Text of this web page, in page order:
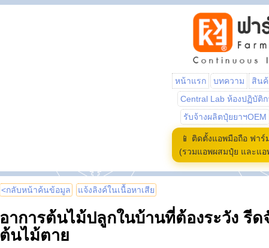
หน้าแรก บทความ สินค้
Central Lab ห้องปฏิบัติก
รับจ้างผลิตปุ๋ยยาฯOEM
📱 ติดตั้งแอพมือถือ ฟาร์
(รวมแอพผสมปุ๋ย และแ
<กลับหน้าค้นข้อมูล แจ้งลิงค์ในเนื้อหาเสีย
อาการต้นไม้ปลูกในบ้านที่ต้องระวัง รี
ต้นไม้ตาย